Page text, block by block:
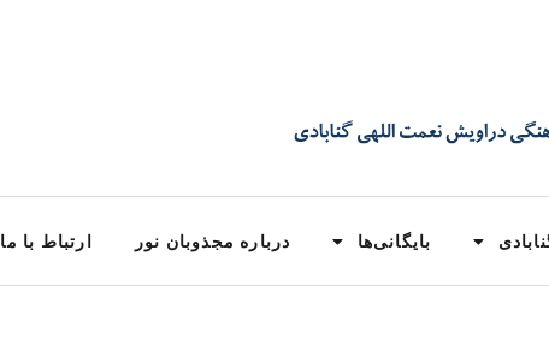
بایگانی‌ها درباره مجذوبان نور ارتباط با ما